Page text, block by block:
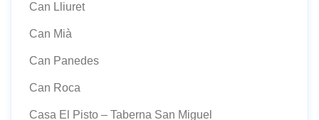
Can Lliuret
Can Mià
Can Panedes
Can Roca
Casa El Pisto – Taberna San Miguel